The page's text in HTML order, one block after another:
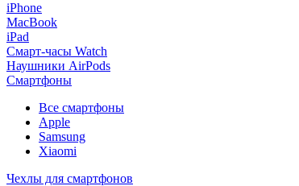
iPhone
MacBook
iPad
Смарт-часы Watch
Наушники AirPods
Смартфоны
Все смартфоны
Apple
Samsung
Xiaomi
Чехлы для смартфонов